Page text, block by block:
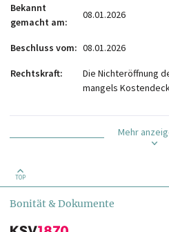
Bekannt
gemacht am
08.01.2026
Beschluss vom 08.01.2026
Rechtskraft
Die Nichteröffnung
mangels
Mehr
TOP
Bonität & Dokumente